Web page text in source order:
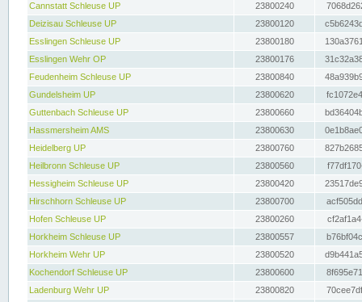
Cannstatt Schleuse UP
23800240
Deizisau Schleuse UP
23800120
Esslingen Schleuse UP
23800180
Esslingen Wehr OP
23800176
Feudenheim Schleuse UP
23800840
Gundelsheim UP
23800620
Guttenbach Schleuse UP
23800660
Hassmersheim AMS
23800630
Heidelberg UP
23800760
Heilbronn Schleuse UP
23800560
Hessigheim Schleuse UP
23800420
Hirschhorn Schleuse UP
23800700
Hofen Schleuse UP
23800260
Horkheim Schleuse UP
23800557
Horkheim Wehr UP
23800520
Kochendorf Schleuse UP
23800600
Ladenburg Wehr UP
23800820